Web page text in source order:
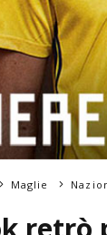
Maglie